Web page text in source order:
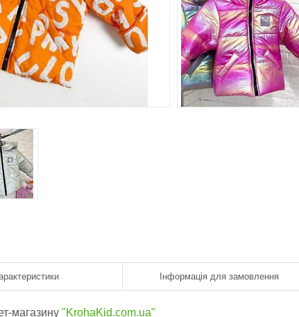
Інформація для замовлення
магазину "KrohaKid.com.ua"